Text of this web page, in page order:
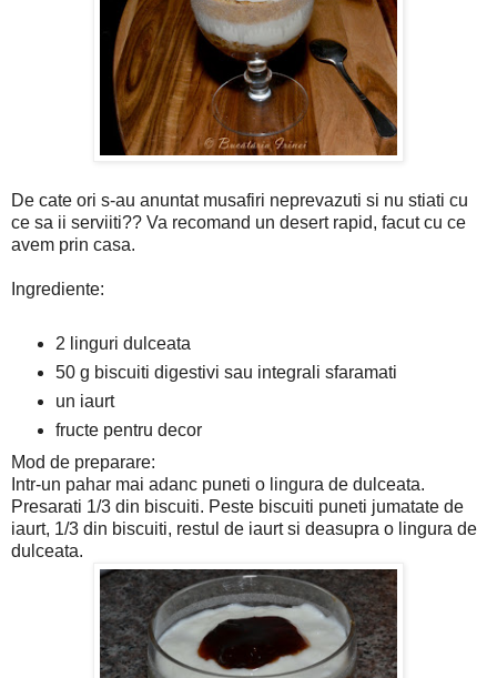
De cate ori s-au anuntat musafiri neprevazuti si nu stiati cu
ce sa ii serviiti?? Va recomand un desert rapid, facut cu ce
avem prin casa.
Ingrediente:
2 linguri dulceata
50 g biscuiti digestivi sau integrali sfaramati
un iaurt
fructe pentru decor
Mod de preparare:
Intr-un pahar mai adanc puneti o lingura de dulceata.
Presarati 1/3 din biscuiti. Peste biscuiti puneti jumatate de
iaurt, 1/3 din biscuiti, restul de iaurt si deasupra o lingura de
dulceata.